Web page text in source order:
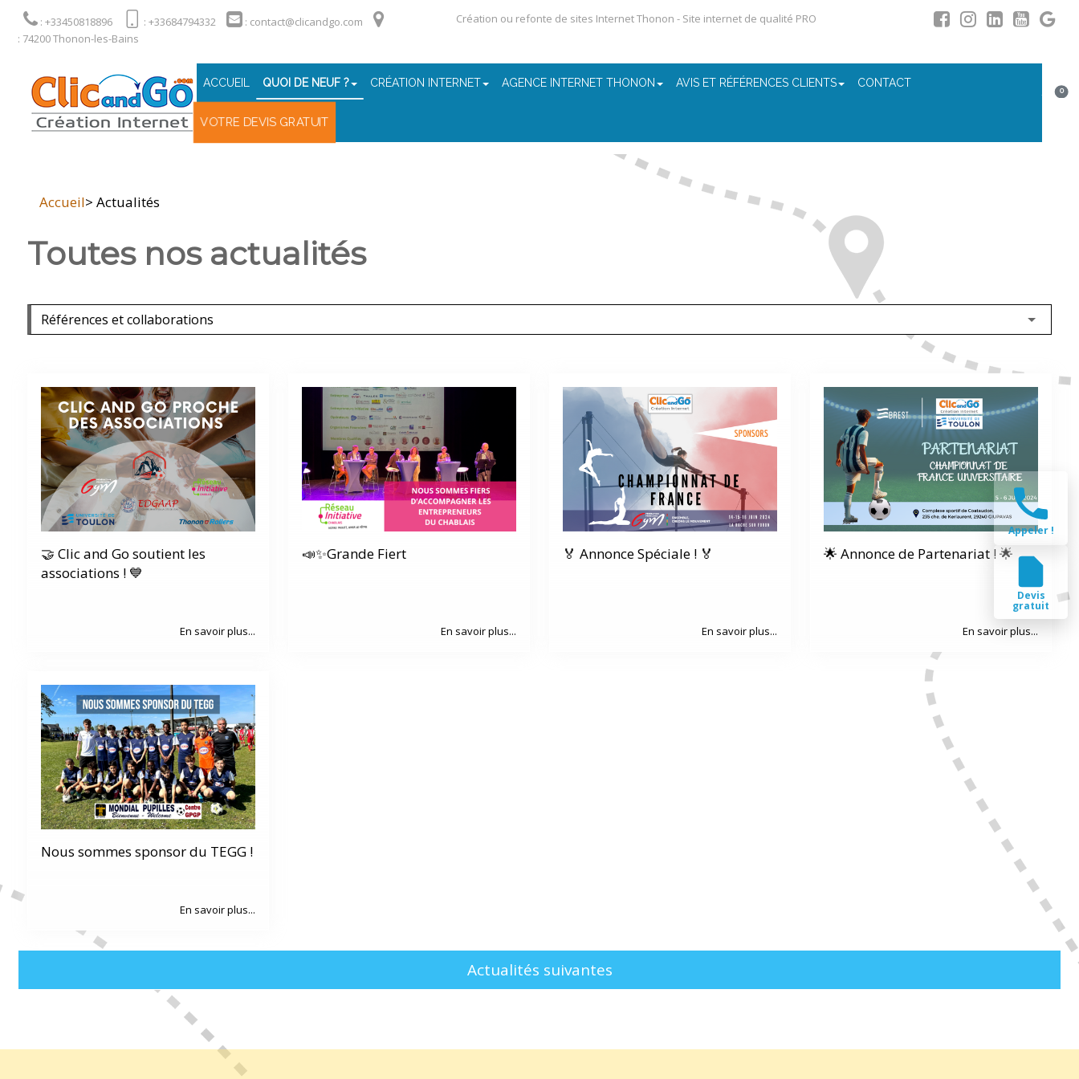
: +33450818896 : +33684794332
: contact@clicandgo.com
: 74200 Thonon-les-Bains
Création ou refonte de sites Internet Thonon - Site internet de qualité PRO
ACCUEIL QUOI DE NEUF ? CRÉATION INTERNET AGENCE INTERNET THONON AVIS ET RÉFÉRENCES CLIENTS CONTACT
VOTRE DEVIS GRATUIT
0
Accueil> Actualités
Toutes nos actualités
🤝 Clic and Go soutient les
associations ! 💙
En savoir plus...
📣✨Grande Fiert
En savoir plus...
🏅 Annonce Spéciale ! 🏅
En savoir plus...
🌟 Annonce de Partenariat ! 🌟
En savoir plus...
Nous sommes sponsor du TEGG !
En savoir plus...
Actualités suivantes
Appeler !
Devis
gratuit